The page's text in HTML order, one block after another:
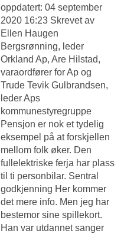
oppdatert: 04 september
2020 16:23 Skrevet av
Ellen Haugen
Bergsrønning, leder
Orkland Ap, Are Hilstad,
varaordfører for Ap og
Trude Tevik Gulbrandsen,
leder Aps
kommunestyregruppe
Pensjon er nok et tydelig
eksempel på at forskjellen
mellom folk øker. Den
fullelektriske ferja har plass
til ti personbilar. Sentral
godkjenning Her kommer
det mere info. Men jeg har
bestemor sine spillekort.
Han var utdannet sanger